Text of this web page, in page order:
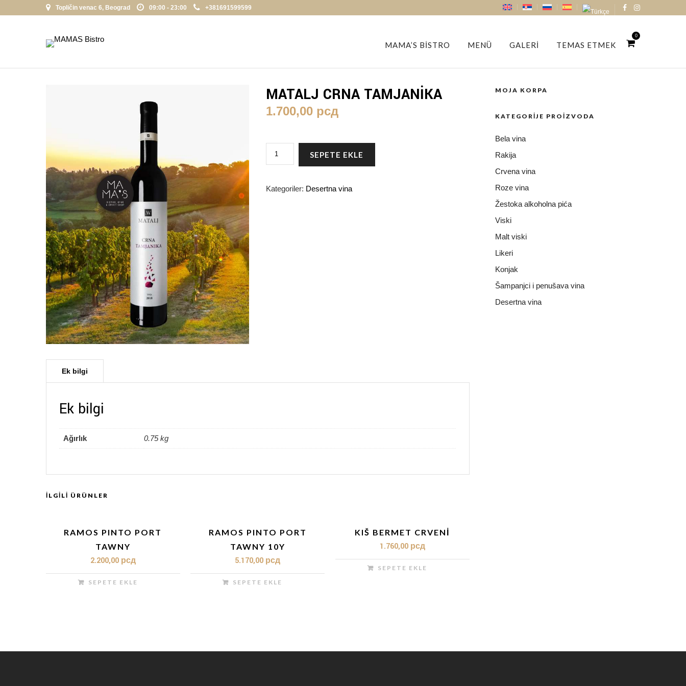
Topličin venac 6, Beograd 09:00 - 23:00 +381691599599
0
MAMA’S BISTRO MENÜ GALERI TEMAS ETMEK
MATALJ CRNA TAMJANIKA
1.700,00 рсд
ADET
SEPETE EKLE
Kategoriler: Desertna vina
Ek bilgi
Ağırlık 0.75 kg
İLGILI ÜRÜNLER
RAMOS PINTO PORT
TAWNY
2.200,00 рсд
SEPETE EKLE
RAMOS PINTO PORT
TAWNY 10Y
5.170,00 рсд
SEPETE EKLE
KIŠ BERMET CRVENI
1.760,00 рсд
SEPETE EKLE
MOJA KORPA
KATEGORIJE PROIZVODA
Bela vina
Rakija
Crvena vina
Roze vina
Žestoka alkoholna pića
Viski
Malt viski
Likeri
Konjak
Šampanjci i penušava vina
Desertna vina